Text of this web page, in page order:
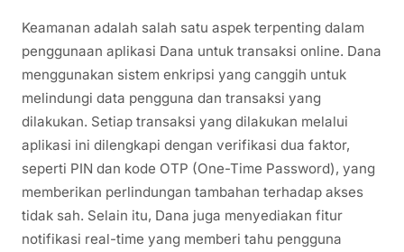
Keamanan adalah salah satu aspek terpenting dalam
penggunaan aplikasi Dana untuk transaksi online. Dana
menggunakan sistem enkripsi yang canggih untuk
melindungi data pengguna dan transaksi yang
dilakukan. Setiap transaksi yang dilakukan melalui
aplikasi ini dilengkapi dengan verifikasi dua faktor,
seperti PIN dan kode OTP (One-Time Password), yang
memberikan perlindungan tambahan terhadap akses
tidak sah. Selain itu, Dana juga menyediakan fitur
notifikasi real-time yang memberi tahu pengguna